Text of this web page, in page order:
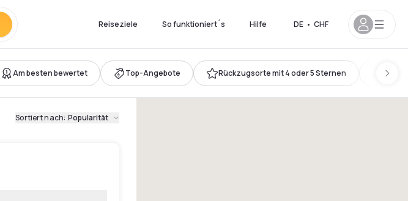
Reiseziele So funktioniert´s Hilfe DE • CHF
Am besten bewertet Top-Angebote Rückzugsorte mit 4 oder 5 Sternen
Sortiert nach: Popularität